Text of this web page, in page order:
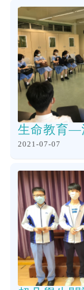
生命教育—
2021-07-07